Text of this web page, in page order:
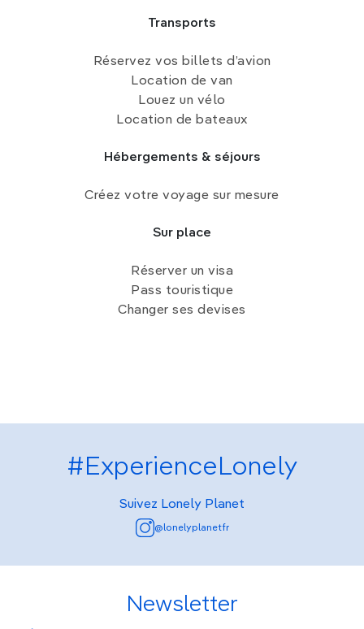
Transports
Réservez vos billets d’avion
Location de van
Louez un vélo
Location de bateaux
Hébergements & séjours
Créez votre voyage sur mesure
Sur place
Réserver un visa
Pass touristique
Changer ses devises
#ExperienceLonely
Suivez Lonely Planet
@lonelyplanetfr
Newsletter